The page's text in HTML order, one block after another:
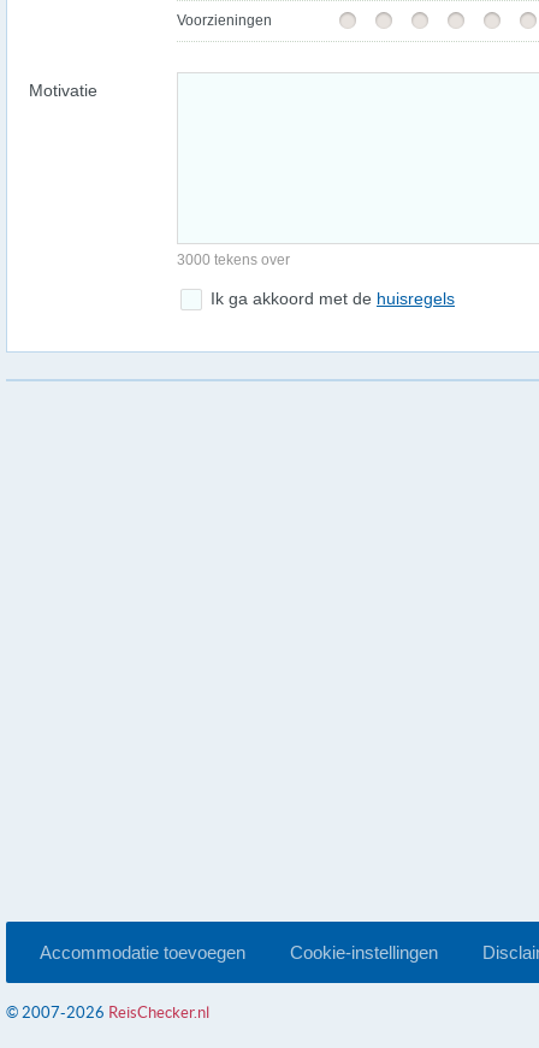
Voorzieningen
Motivatie
3000 tekens over
Ik ga akkoord met de huisregels
Accommodatie toevoegen Cookie-instellingen
© 2007-2026 ReisChecker.nl